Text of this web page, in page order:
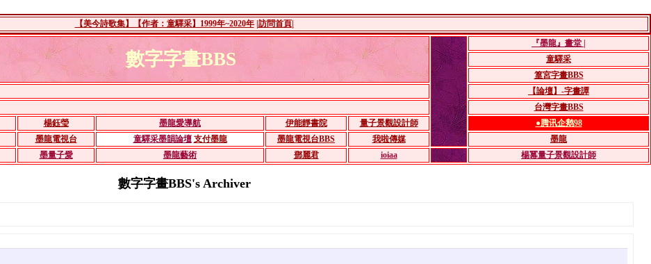
【美今詩歌集】【作者：童驛采】1999年~2020年 |訪問首頁|
數字字畫BBS
『墨龍』畫堂 |
童驛采
篁宮字畫BBS
【論壇】-字畫譚
台灣字畫BBS
楊鈺瑩 墨龍愛導航 伊能靜書院 量子景觀設計師
●腾讯企鹅98
墨龍電視台 童驛采墨韻論壇 支付墨龍 墨龍電視台BBS 我啦傳媒
墨龍
墨量子愛 墨龍藝術 鄧麗君 ioiaa 楊冪量子景觀設計師
數字字畫BBS's Archiver